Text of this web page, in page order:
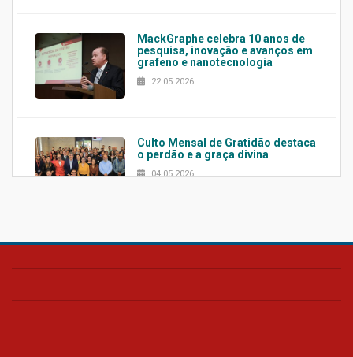
MackGraphe celebra 10 anos de
pesquisa, inovação e avanços em
grafeno e nanotecnologia
22.05.2026
Culto Mensal de Gratidão destaca
o perdão e a graça divina
04.05.2026
Confira como foi o culto mensal